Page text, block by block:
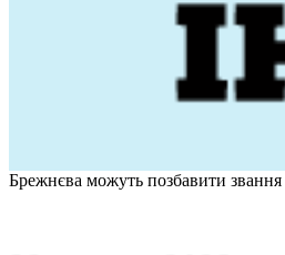
Брежнєва можуть позбавити